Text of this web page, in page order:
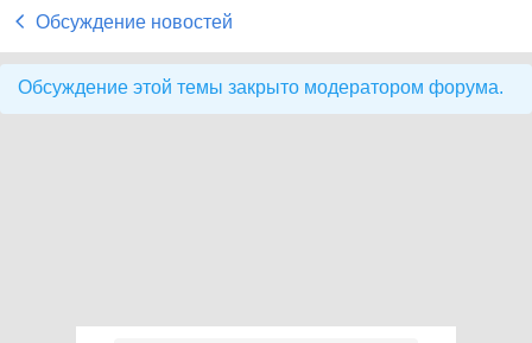
Обсуждение новостей
Обсуждение этой темы закрыто модератором форума.